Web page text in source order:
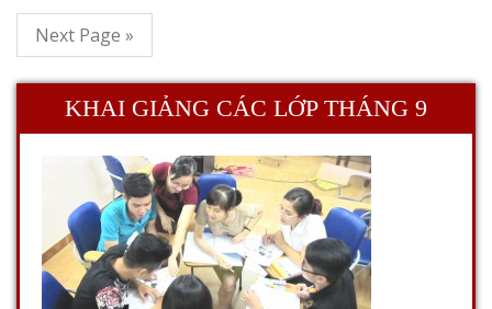
Next Page »
KHAI GIẢNG CÁC LỚP THÁNG 9